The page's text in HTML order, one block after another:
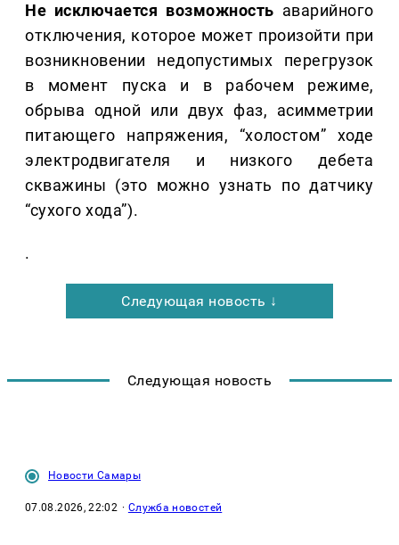
Не исключается возможность аварийного
отключения, которое может произойти при
возникновении недопустимых перегрузок
в момент пуска и в рабочем режиме,
обрыва одной или двух фаз, асимметрии
питающего напряжения, “холостом” ходе
электродвигателя и низкого дебета
скважины (это можно узнать по датчику
“сухого хода”).
.
Следующая новость ↓
Следующая новость
Новости Самары
07.08.2026, 22:02 · Служба новостей